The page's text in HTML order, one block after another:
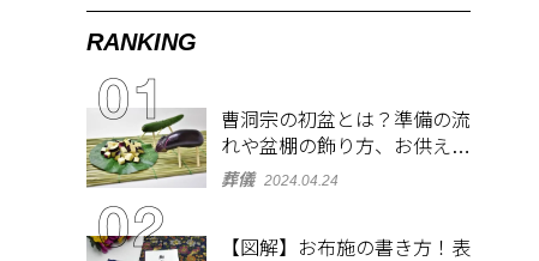
RANKING
曹洞宗の初盆とは？準備の流
れや盆棚の飾り方、お供え物
を解説
葬儀 2024.04.24
【図解】お布施の書き方！表